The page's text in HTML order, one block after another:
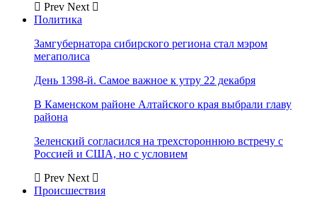
Prev Next
Политика
Замгубернатора сибирского региона стал мэром
мегаполиса
День 1398-й. Самое важное к утру 22 декабря
В Каменском районе Алтайского края выбрали главу
района
Зеленский согласился на трехстороннюю встречу с
Россией и США, но с условием
Prev Next
Происшествия